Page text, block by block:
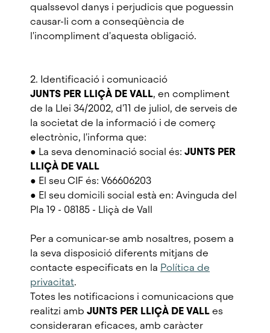
qualssevol danys i perjudicis que poguessin
causar-li com a conseqüència de
l'incompliment d'aquesta obligació.
2. Identificació i comunicació
JUNTS PER LLIÇÀ DE VALL, en compliment
de la Llei 34/2002, d'11 de juliol, de serveis de
la societat de la informació i de comerç
electrònic, l'informa que:
● La seva denominació social és: JUNTS PER
LLIÇÀ DE VALL
● El seu CIF és: V66606203
● El seu domicili social està en: Avinguda del
Pla 19 - 08185 - Lliçà de Vall
Per a comunicar-se amb nosaltres, posem a
la seva disposició diferents mitjans de
contacte especificats en la Política de
privacitat.
Totes les notificacions i comunicacions que
realitzi amb JUNTS PER LLIÇÀ DE VALLes
consideraran eficaces, amb caràcter